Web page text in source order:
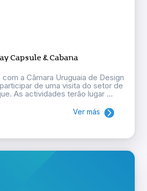
Capsule & Cabana
com a Câmara Uruguaia de Design
de uma visita do setor de
As actividades terão lugar ...
Ver más